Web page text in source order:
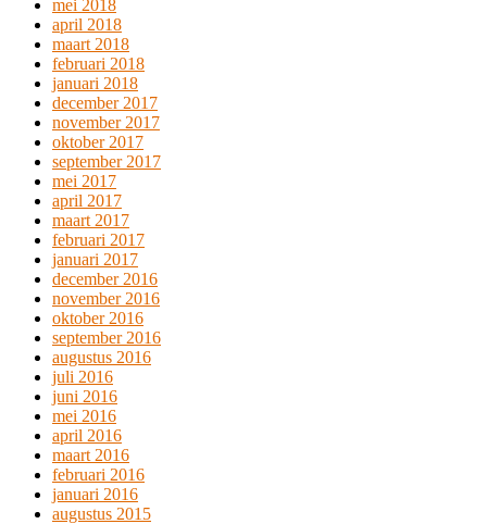
mei 2018
april 2018
maart 2018
februari 2018
januari 2018
december 2017
november 2017
oktober 2017
september 2017
mei 2017
april 2017
maart 2017
februari 2017
januari 2017
december 2016
november 2016
oktober 2016
september 2016
augustus 2016
juli 2016
juni 2016
mei 2016
april 2016
maart 2016
februari 2016
januari 2016
augustus 2015